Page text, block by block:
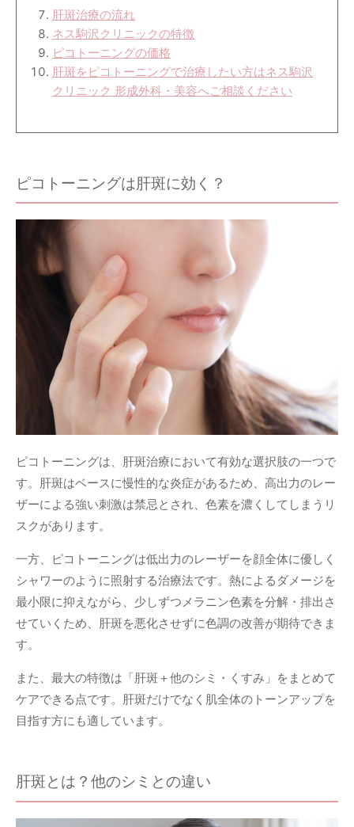
肝斑治療の流れ
ネス駒沢クリニックの特徴
ピコトーニングの価格
肝斑をピコトーニングで治療したい方はネス駒沢
クリニック 形成外科・美容へご相談ください
ピコトーニングは肝斑に効く？
ピコトーニングは、肝斑治療において有効な選択肢の一つで
す。肝斑はベースに慢性的な炎症があるため、高出力のレー
ザーによる強い刺激は禁忌とされ、色素を濃くしてしまうリ
スクがあります。
一方、ピコトーニングは低出力のレーザーを顔全体に優しく
シャワーのように照射する治療法です。熱によるダメージを
最小限に抑えながら、少しずつメラニン色素を分解・排出さ
せていくため、肝斑を悪化させずに色調の改善が期待できま
す。
また、最大の特徴は「肝斑＋他のシミ・くすみ」をまとめて
ケアできる点です。肝斑だけでなく肌全体のトーンアップを
目指す方にも適しています。
肝斑とは？他のシミとの違い